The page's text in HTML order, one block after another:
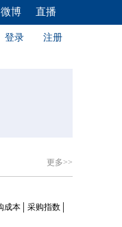
微博 直播
登录 注册